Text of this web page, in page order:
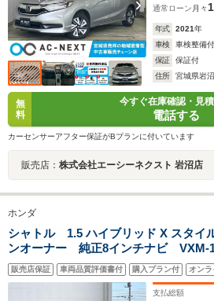
通常ローン 月々
年式 2021年
車検
車検整備付
保証
保証付
住所
宮城県岩
無
料
今すぐ在庫確認・見
電話する
カーセンサーアフター保証がBプランに付いています
販売店： 株式会社エーシーネクスト 岩沼店
ホンダ
シャトル 1.5 ハイブリッド X スタイ
ンオーナー 純正8インチナビ
DVD フルセグTV バックカメラ
シート スマートキー クルーズコン
マット ハロゲンヘッドライト
販売店保証 車両品質評価書付 購入プラン付 オンラ
支払総額